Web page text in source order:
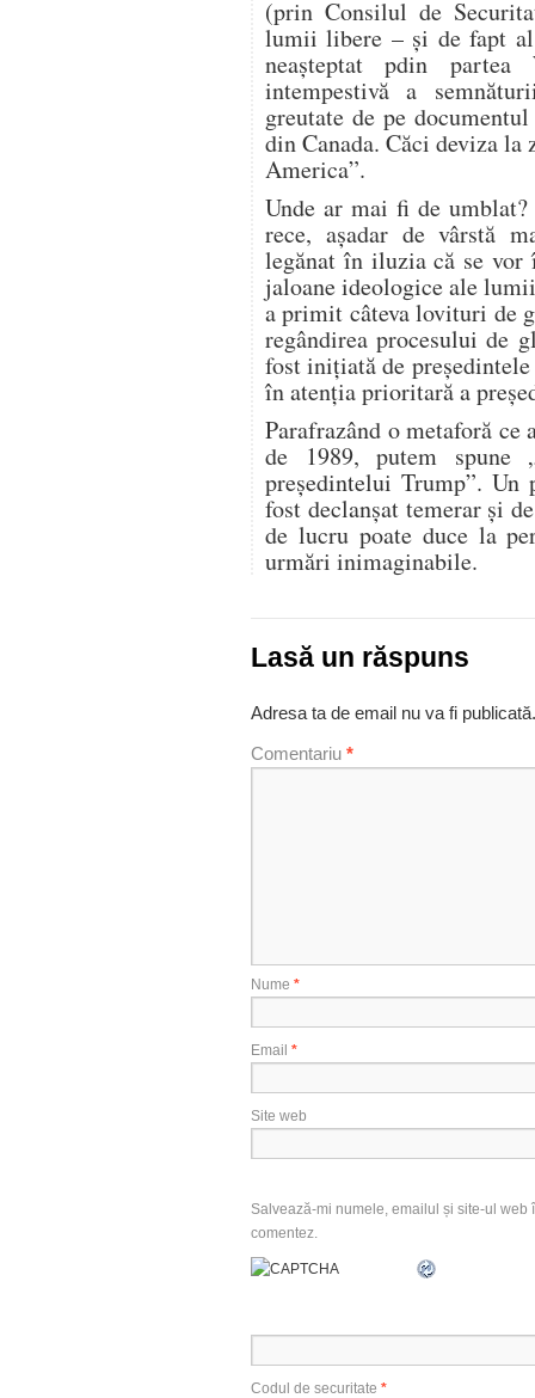
(prin Consilul de
lumii libere – și de fapt
neașteptat pdin partea
intempestivă a
greutate de pe
din Canada. Căci deviza
America”.
Unde ar mai fi de
rece, așadar de vârstă
legănat în iluzia că se vor
jaloane ideologice ale
a primit câteva lovituri de
regândirea procesului de
fost inițiată de
în atenția prioritară a
Parafrazând o metaforă
de 1989, putem spune
președintelui Trump”.
fost declanșat temerar și
de lucru poate duce la
urmări inimaginabile.
Lasă un răspuns
Adresa ta de email nu va fi publicată.
Comentariu *
Nume *
Email *
Site web
Salvează-mi numele, emailul și site-ul
comentez.
Codul de securitate *